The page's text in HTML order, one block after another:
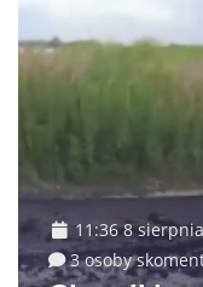
11:36 8
3 osoby